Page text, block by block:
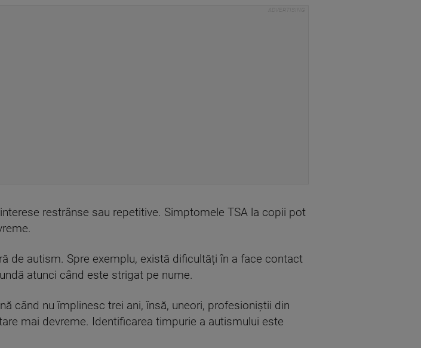
restrânse sau repetitive. Simptomele TSA la copii pot
de autism. Spre exemplu, există dificultăți în a face contact
atunci când este strigat pe nume.
când nu împlinesc trei ani, însă, uneori, profesioniștii din
mai devreme. Identificarea timpurie a autismului este